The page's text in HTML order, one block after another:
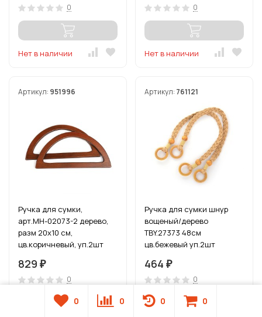
0
Нет в наличии
0
Нет в наличии
Артикул: 951996
Ручка для сумки,
арт.МН-02073-2 дерево,
разм 20х10 см,
цв.коричневый, уп.2шт
829 ₽
0
Артикул: 761121
Ручка для сумки шнур
вощеный/дерево
TBY.27373 48см
цв.бежевый уп.2шт
464 ₽
0
0 0 0 0